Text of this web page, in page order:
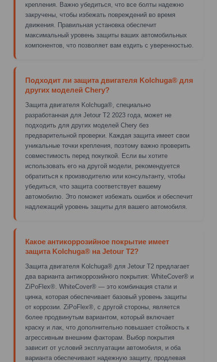
крепления. Важно убедиться, что все болты надежно
закручены, чтобы избежать повреждений во время
движения. Правильная установка обеспечит
максимальный уровень защиты ваших автомобильных
компонентов, что позволяет вам ездить с уверенностью.
Подходит ли защита двигателя Kolchuga® для
других моделей Chery?
Защита двигателя Kolchuga®, специально
разработанная для Jetour T2 2023 года, может не
подходить для других моделей Chery без
предварительной проверки. Каждая защита имеет свои
уникальные точки крепления, поэтому важно проверить
совместимость перед покупкой. Если вы хотите
использовать его на другой модели, рекомендуется
обратиться к производителю или консультанту, чтобы
убедиться, что защита соответствует вашему
автомобилю. Это поможет избежать ошибок и обеспечит
надлежащий уровень защиты для вашего автомобиля.
Какое антикоррозийное покрытие имеет
защита Kolchuga® на Jetour T2?
Защита двигателя Kolchuga® для Jetour T2 предлагает
два варианта антикоррозийного покрытия: WhiteCover® и
ZiPoFlex®. WhiteCover® — это комбинация стали и
цинка, которая обеспечивает базовый уровень защиты
от коррозии. ZiPoFlex®, с другой стороны, является
более продвинутым вариантом, который включает
краску и лак, что дополнительно повышает стойкость к
агрессивным внешним факторам. Выбор покрытия
зависит от условий эксплуатации автомобиля, и оба
варианта обеспечивают надежную защиту, продлевая